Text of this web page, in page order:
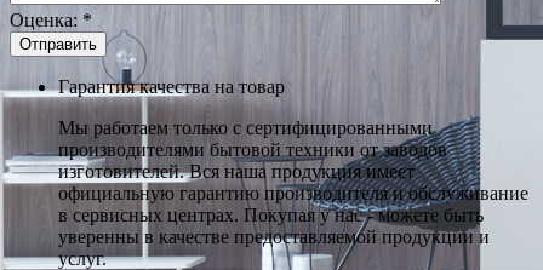
Оценка: *
Гарантия качества на товар
Мы работаем только с сертифицированными
производителями бытовой техники от заводов
изготовителей. Вся наша продукция имеет
официальную гарантию производителя и обслуживание
в сервисных центрах. Покупая у нас - можете быть
уверенны в качестве предоставляемой продукции и
услуг.